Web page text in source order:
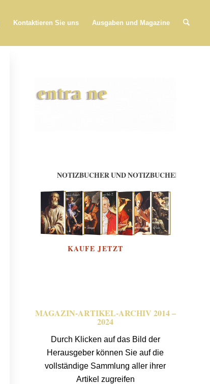
Kontaktieren Sie uns Ausgaben und Magazine
MAGAZIN-ARTIKEL-ARCHIV 2014 –
2024
Durch Klicken auf das Bild der
Herausgeber können Sie auf die
vollständige Sammlung aller ihrer
Artikel zugreifen